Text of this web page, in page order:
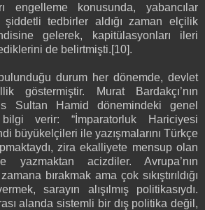
engelleme konusunda, yabancılar
şiddetli tedbirler aldığı zaman elçilik
gelerek, kapitülasyonları ileri
de belirtmişti.[10].
durum her dönemde, devlet
göstermiştir. Murat Bardakçı’nın
Sultan Hamid dönemindeki genel
verir: “İmparatorluk Hariciyesi
büyükelçileri ile yazışmalarını Türkçe
zira ekalliyete mensup olan
yazmaktan acizdiler. Avrupa’nın
bırakmak ama çok sıkıştırıldığı
sarayın alışılmış politikasıydı.
alanda sistemli bir dış politika değil,